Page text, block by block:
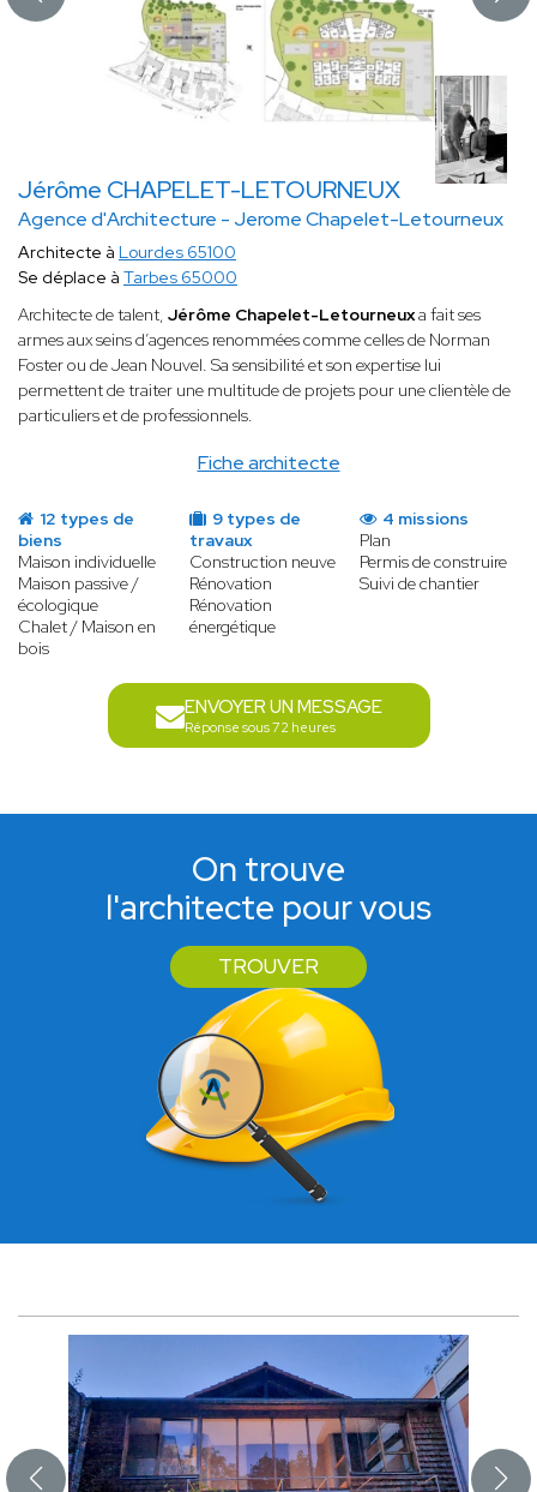
Jérôme CHAPELET-LETOURNEUX
Agence d'Architecture - Jerome Chapelet-Letourneux
Fiche architecte
Architecte à Lourdes 65100
Se déplace à Tarbes 65000
Architecte de talent, Jérôme Chapelet-Letourneuxa fait ses
armes aux seins d’agences renommées comme celles de Norman
Foster ou de Jean Nouvel. Sa sensibilité et son expertise lui
permettent de traiter une multitude de projets pour une clientèle de
particuliers et de professionnels.
12 types de
biens
Maison individuelle
Maison passive /
écologique
Chalet / Maison en
bois
9 types de
travaux
Construction neuve
Rénovation
Rénovation
énergétique
4 missions
Plan
Permis de construire
Suivi de chantier
ENVOYER UN MESSAGE
Réponse sous 72 heures
On trouve
l'architecte pour vous
TROUVER